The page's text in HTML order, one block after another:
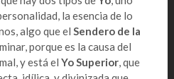
la esencia de lo
algo que el Sendero de la
porque es la causa del
y está el Yo Superior, que